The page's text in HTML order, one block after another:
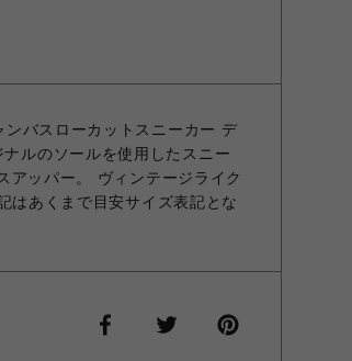
バスローカットスニーカー デ
ルのソールを使用したスニー
アッパー。 ヴィンテージライク
はあくまで目安サイズ表記とな